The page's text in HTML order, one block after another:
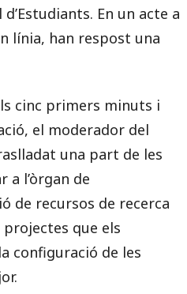
En un acte a
línia, han respost una
cinc primers minuts i
el moderador del
una part de les
a l’òrgan de
de recursos de recerca
que els
configuració de les